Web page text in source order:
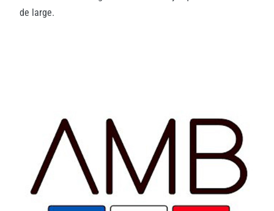
de large.